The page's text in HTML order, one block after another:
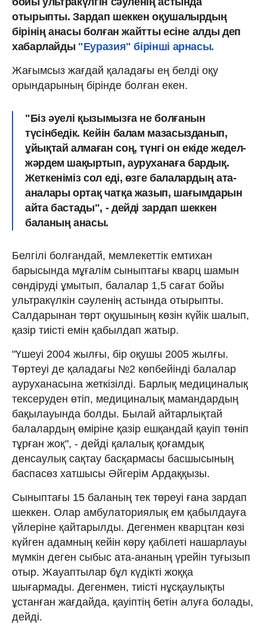
отырыпты. Зардап шеккен оқушалырдың
бірінің анасы болған жайтты есіне алды деп
хабарлайды "Еуразия" бірінші арнасы.
Жағымсыз жағдай қаладағы ең белді оқу
орындарының бірінде болған екен.
"Біз әуелі қызымызға не болғанын
түсінбедік. Кейін балам мазасызданып,
ұйықтай алмаған соң, түнгі он екіде жедел-
жәрдем шақыртып, ауруханаға бардық.
Жеткеніміз сол еді, өзге балалардың ата-
аналары ортақ чатқа жазып, шағымдарын
айта бастады", - дейді зардап шеккен
баланың анасы.
Белгілі болғандай, мемлекеттік емтихан
барысында мұғалім сыныптағы кварц шамын
сөндіруді ұмытып, балалар 1,5 сағат бойы
ультракүлкін сәуленің астында отырыпты.
Салдарынан төрт оқушының көзін күйік шалып,
қазір тиісті емін қабылдап жатыр.
"Үшеуі 2004 жылғы, бір оқушы 2005 жылғы.
Төртеуі де қаладағы №2 көпбейінді балалар
ауруханасына жеткізілді. Барлық медициналық
тексеруден өтіп, медициналық мамандардың
бақылауында болды. Былай айтарлықтай
балалардың өміріне қазір ешқандай қауіп төніп
тұрған жоқ", - дейді қалалық қоғамдық
денсаулық сақтау басқармасы басшысының
баспасөз хатшысы Әйгерім Ардаққызы.
Сыныптағы 15 баланың тек төреуі ғана зардап
шеккен. Олар амбулаториялық ем қабылдауға
үйлеріне қайтарылды. Дегенмен кварцтан көзі
күйген адамның кейін көру қабілеті нашарлауы
мүмкін деген сыбыс ата-ананың үрейін туғызып
отыр. Жауаптылар бұл күдікті жоққа
шығармады. Дегенмен, тиісті нұсқаулықты
ұстанған жағдайда, қауіптің бетін алуға болады,
дейді.